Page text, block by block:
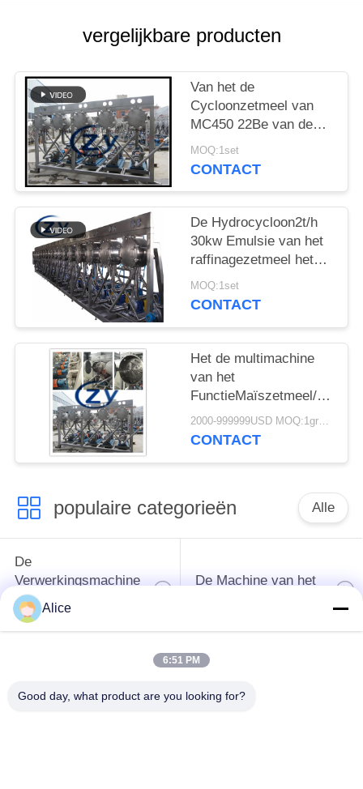
POLICYvergelijkbare producten
Van het de
Cycloonzetmeel van
MC450 22Be van de
Raffinagemachines de
Separator SS304
MOQ:1set
CONTACT
De Hydrocycloon2t/h
30kw Emulsie van het
raffinagezetmeel het
Ontvetten
MOQ:1set
CONTACT
Het de multimachine
van het
FunctieMaïszetmeel/
staal van de
Zetmeelhydrocycloon
2000-999999USD MOQ:1group
CONTACT
populaire categorieën Alle
De
Verwerkingsmachine
van het
maniokzetmeel
De Machine van het
De
van de maniokbloem
Alice
6:51 PM
Good day, what product are you looking for?